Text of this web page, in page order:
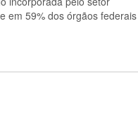
em 59% dos órgãos federais